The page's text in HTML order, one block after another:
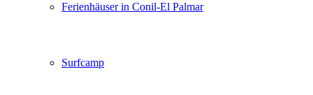
Ferienhäuser in Conil-El Palmar
Surfcamp